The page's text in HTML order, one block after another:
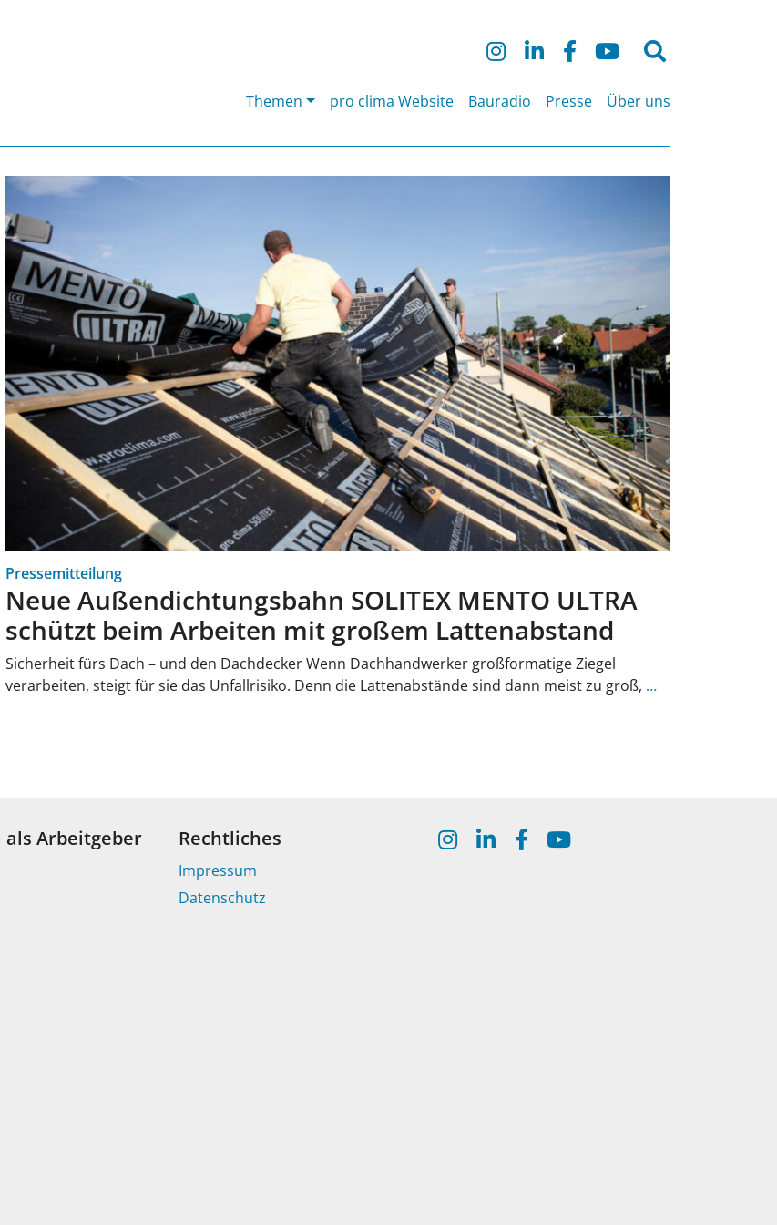
Suche
nach:
Themen
pro clima Website Bauradio Presse Über uns
Pressemitteilung
Neue Außendichtungsbahn SOLITEX MENTO ULTRA
schützt beim Arbeiten mit großem Lattenabstand
Sicherheit fürs Dach – und den Dachdecker Wenn Dachhandwerker großformatige Ziegel
verarbeiten, steigt für sie das Unfallrisiko. Denn die Lattenabstände sind dann meist zu groß, …
als Arbeitgeber Rechtliches
Impressum
Datenschutz